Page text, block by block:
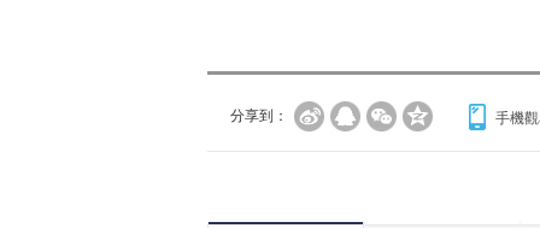
分享到： 手機